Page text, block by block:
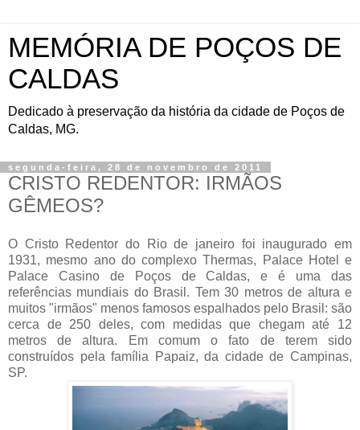
MEMÓRIA DE POÇOS DE
CALDAS
Dedicado à preservação da história da cidade de Poços de
Caldas, MG.
segunda-feira, 28 de novembro de 2011
CRISTO REDENTOR: IRMÃOS
GÊMEOS?
O Cristo Redentor do Rio de janeiro foi inaugurado em
1931, mesmo ano do complexo Thermas, Palace Hotel e
Palace Casino de Poços de Caldas, e é uma das
referências mundiais do Brasil. Tem 30 metros de altura e
muitos "irmãos" menos famosos espalhados pelo Brasil: são
cerca de 250 deles, com medidas que chegam até 12
metros de altura. Em comum o fato de terem sido
construídos pela família Papaiz, da cidade de Campinas,
SP.